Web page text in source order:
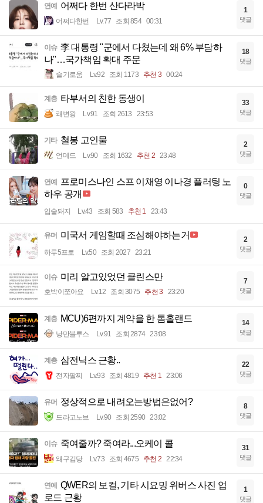
연예 어쩌다 한번 산다라박
어쩌다한번 Lv.77 조회 854 00:31
1
댓글
이슈 李 대통령 "군에서 다쳤는데 왜 6% 부담하
나"…국가책임 확대 주문
슬기로움 Lv.92 조회 1173 추천 3 00:24
18
댓글
계층 타부서의 친한 동생이
쾌변왕 Lv.91 조회 2613 23:53
33
댓글
기타 철봉 고인물
언데드 Lv.90 조회 1632 추천 2 23:48
2
댓글
연예 프로미스나인 스프 이채영 이나경 플러팅 노
하우 공개
입술돼지 Lv.43 조회 583 추천 1 23:43
0
댓글
유머 미국서 게임할때 조심해야하는거
하루5프로 Lv.50 조회 2027 23:21
2
댓글
이슈 미리 알고있었던 클린스만
호박이쪼아요 Lv.12 조회 3075 추천 3 23:20
7
댓글
계층 MCU)6편까지 계약을 한 톰홀랜드
낭만블루스 Lv.91 조회 2874 23:08
14
댓글
계층 삼전닉스 근황..
전자팔찌 Lv.93 조회 4819 추천 1 23:06
22
댓글
유머 정상적으로 내려오는방법은없어?
드라고노브 Lv.90 조회 2590 23:02
8
댓글
이슈 죽여줄까? 죽여라...오케이 콜
왜구김당 Lv.73 조회 4675 추천 2 22:34
31
댓글
연예 QWER의 보컬, 기타 시요밍 위버스 사진 업
로드 근황
1
댓글